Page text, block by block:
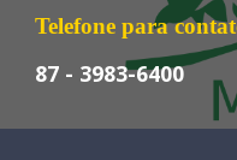
Telefone para
87 - 3983-6400